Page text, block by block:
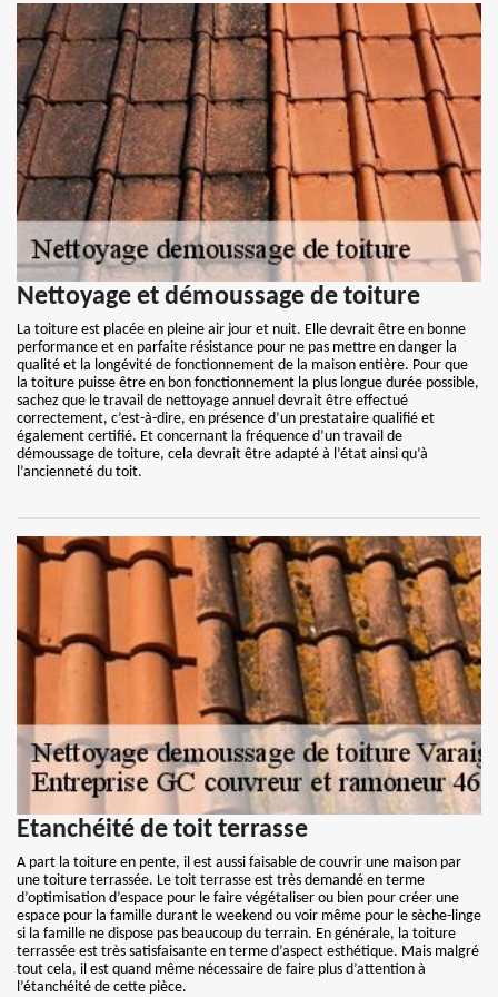
Nettoyage et démoussage de toiture
La toiture est placée en pleine air jour et nuit. Elle devrait être en bonne
performance et en parfaite résistance pour ne pas mettre en danger la
qualité et la longévité de fonctionnement de la maison entière. Pour que
la toiture puisse être en bon fonctionnement la plus longue durée possible,
sachez que le travail de nettoyage annuel devrait être effectué
correctement, c’est-à-dire, en présence d’un prestataire qualifié et
également certifié. Et concernant la fréquence d’un travail de
démoussage de toiture, cela devrait être adapté à l’état ainsi qu’à
l’ancienneté du toit.
Etanchéité de toit terrasse
A part la toiture en pente, il est aussi faisable de couvrir une maison par
une toiture terrassée. Le toit terrasse est très demandé en terme
d’optimisation d’espace pour le faire végétaliser ou bien pour créer une
espace pour la famille durant le weekend ou voir même pour le sèche-linge
si la famille ne dispose pas beaucoup du terrain. En générale, la toiture
terrassée est très satisfaisante en terme d’aspect esthétique. Mais malgré
tout cela, il est quand même nécessaire de faire plus d’attention à
l’étanchéité de cette pièce.